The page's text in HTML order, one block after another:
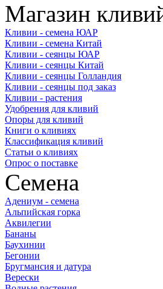
Магазин
Кливии - семена ЮАР
Кливии - семена Китай
Кливии - сеянцы ЮАР
Кливии - сеянцы Китай
Кливии - сеянцы Голландия
Кливии - сеянцы под заказ
Кливии - растения
Удобрения для кливий
Опоры для кливий
Книги о кливиях
Классификация кливий
Статьи о кливиях
Опрос о поставке
Семена
Адениум - семена
Альпийская горка
Аквилегии
Бананы
Баухинии
Бегонии
Бругмансия и датура
Верески